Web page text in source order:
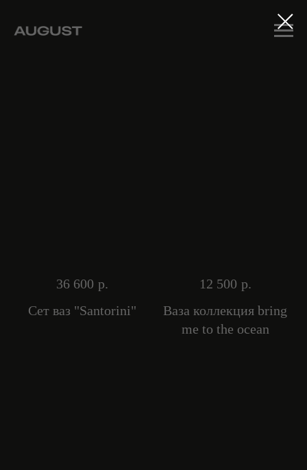
36 600 р.
Сет ваз "Santorini"
12 500 р.
Ваза коллекция bring
me to the ocean